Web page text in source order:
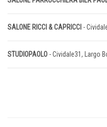
SALONE RICCI & CAPRICCI -
STUDIOPAOLO - Cividale31, Largo